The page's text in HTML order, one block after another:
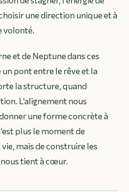
une direction unique et à
volonté.
et de Neptune dans ces
pont entre le rêve et la
la structure, quand
L’alignement nous
une forme concrète à
plus le moment de
mais de construire les
tient à cœur.